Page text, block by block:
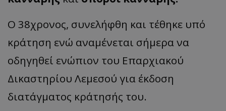
Ο 38χρονος, συνελήφθη και τέθηκε υπό
κράτηση ενώ αναμένεται σήμερα να
οδηγηθεί ενώπιον του Επαρχιακού
Δικαστηρίου Λεμεσού για έκδοση
διατάγματος κράτησής του.